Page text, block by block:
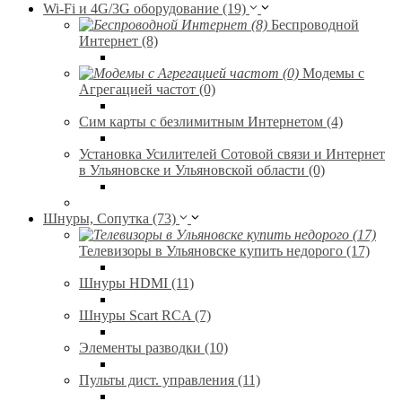
Wi-Fi и 4G/3G оборудование (19)
Беспроводной
Интернет (8)
Модемы с
Агрегацией частот (0)
Сим карты с безлимитным Интернетом (4)
Установка Усилителей Сотовой связи и Интернет
в Ульяновске и Ульяновской области (0)
Шнуры, Сопутка (73)
Телевизоры в Ульяновске купить недорого (17)
Шнуры HDMI (11)
Шнуры Scart RCA (7)
Элементы разводки (10)
Пульты дист. управления (11)